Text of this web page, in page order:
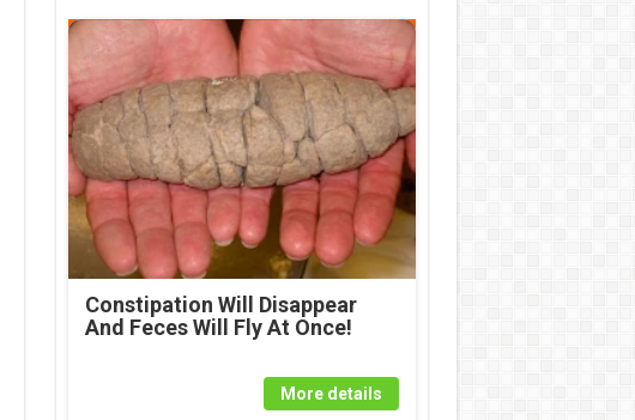
Constipation Will Disappear
And Feces Will Fly At Once!
More details